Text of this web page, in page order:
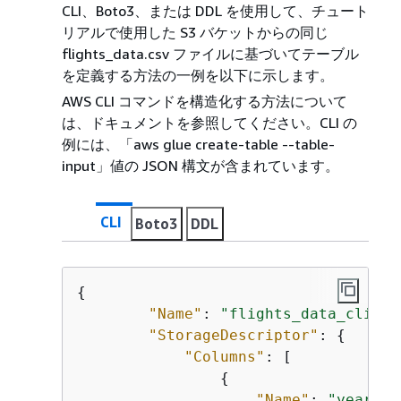
CLI、Boto3、または DDL を使用して、チュート
リアルで使用した S3 バケットからの同じ
flights_data.csv ファイルに基づいてテーブル
を定義する方法の一例を以下に示します。
AWS CLI コマンドを構造化する方法について
は、ドキュメントを参照してください。CLI の
例には、「aws glue create-table --table-
input」値の JSON 構文が含まれています。
CLI Boto3 DDL
{
"Name" : "flights_data_cli"
"StorageDescriptor" : {
"Columns" : [
{